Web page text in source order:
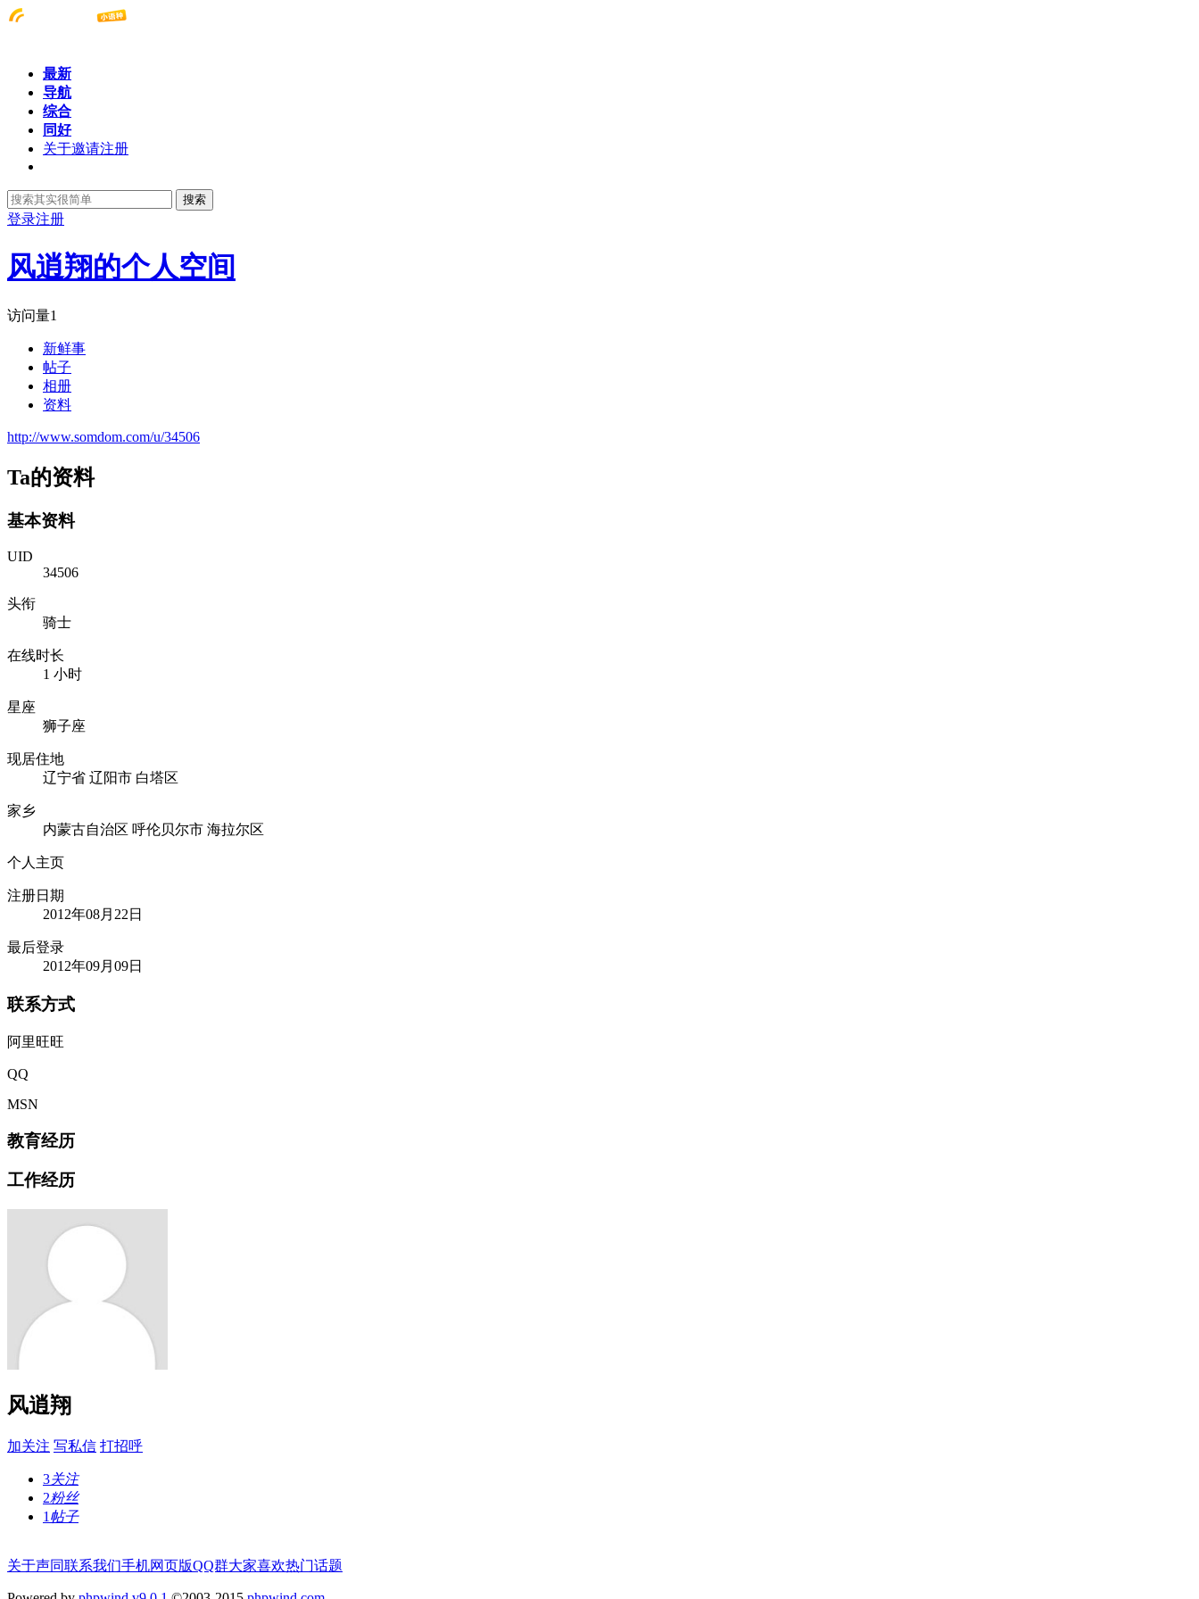
最新
导航
综合
同好
关于邀请注册
搜索
登录注册
风逍翔的个人空间
访问量1
新鲜事
帖子
相册
资料
http://www.somdom.com/u/34506
Ta的资料
基本资料
UID
34506
头衔
骑士
在线时长
1 小时
星座
狮子座
现居住地
辽宁省 辽阳市 白塔区
家乡
内蒙古自治区 呼伦贝尔市 海拉尔区
个人主页
注册日期
2012年08月22日
最后登录
2012年09月09日
联系方式
阿里旺旺
QQ
MSN
教育经历
工作经历
风逍翔
加关注 写私信 打招呼
3关注
2粉丝
1 帖子
关于声同联系我们手机网页版QQ群大家喜欢热门话题